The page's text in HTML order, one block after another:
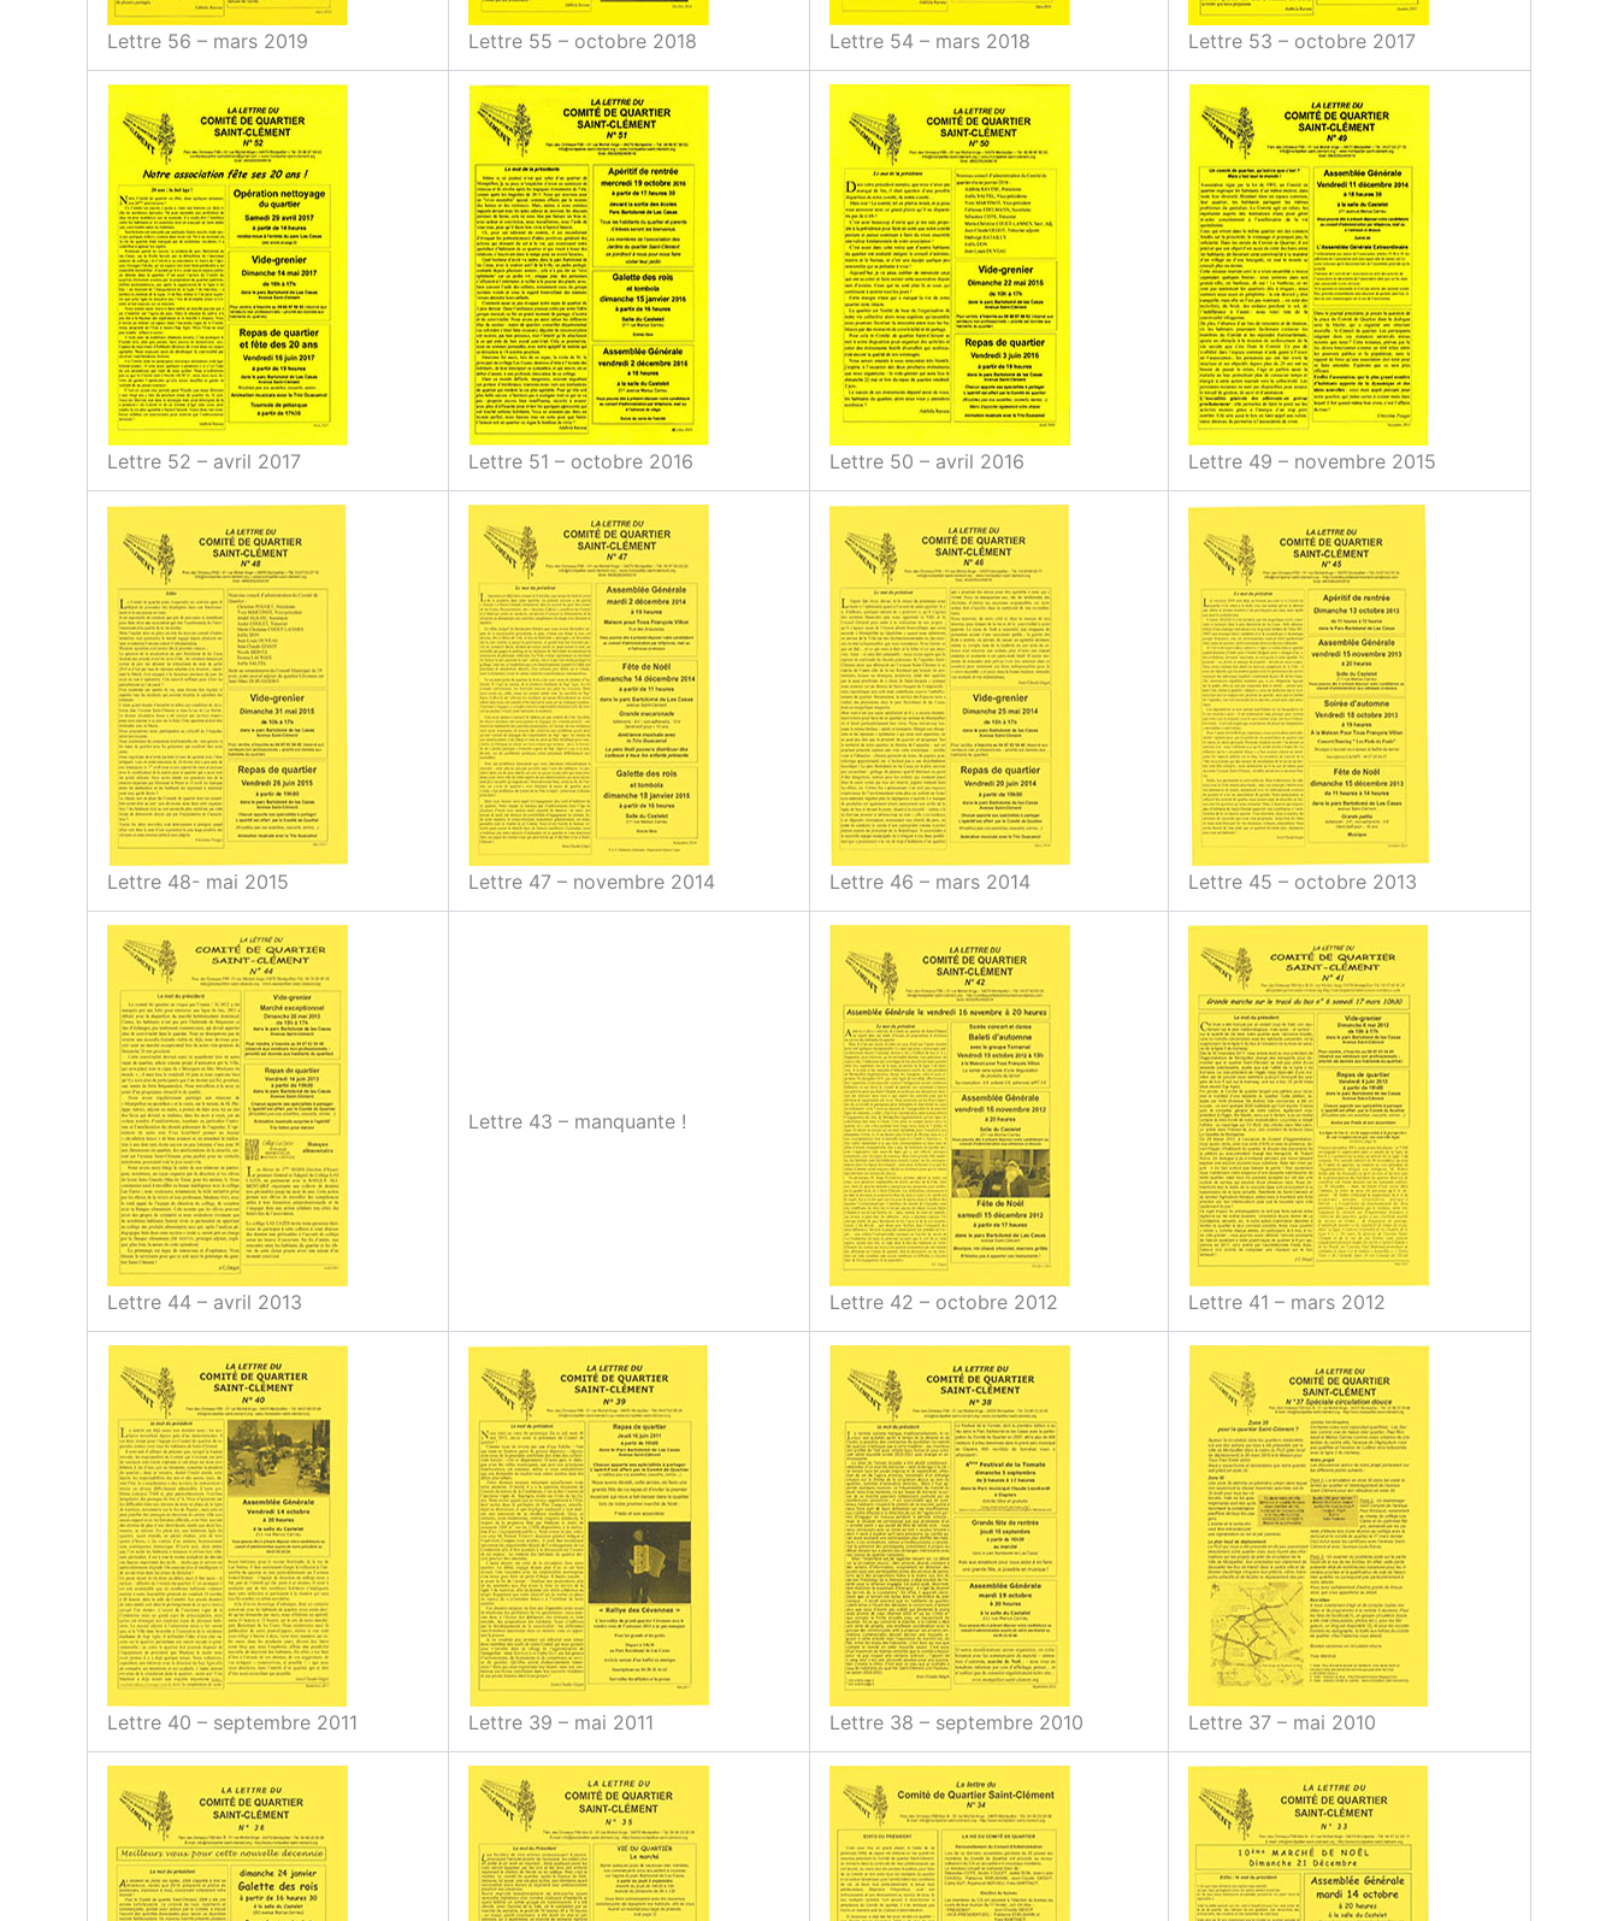
Lettre 56 – mars 2019 Lettre 55 – octobre 2018 Lettre 54 – mars 2018 Lettre 53 – octobre 2017
Lettre 52 – avril 2017 Lettre 51 – octobre 2016 Lettre 50 – avril 2016 Lettre 49 – novembre 2015
Lettre 48- mai 2015 Lettre 47 – novembre 2014 Lettre 46 – mars 2014 Lettre 45 – octobre 2013
Lettre 44 – avril 2013
Lettre 43 – manquante !
Lettre 42 – octobre 2012 Lettre 41 – mars 2012
Lettre 40 – septembre 2011 Lettre 39 – mai 2011 Lettre 38 – septembre 2010 Lettre 37 – mai 2010